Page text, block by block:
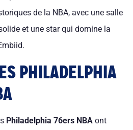
de la NBA, avec une salle
et une star qui domine la
PHILADELPHIA
Philadelphia 76ers NBAont